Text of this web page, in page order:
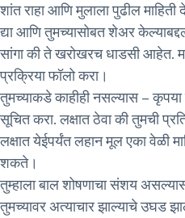
शांत राहा आणि मुलाला पुढील
द्या आणि तुमच्यासोबत शेअर
सांगा की ते खरोखरच धाडसी आहेत.
प्रक्रिया फॉलो करा।
तुमच्याकडे काहीही नसल्यास –
सूचित करा. लक्षात ठेवा की तुमची
लक्षात येईपर्यंत लहान मूल एका वेळी
शकते।
तुम्हाला बाल शोषणाचा संशय
तुमच्यावर अत्याचार झाल्याचे उघड